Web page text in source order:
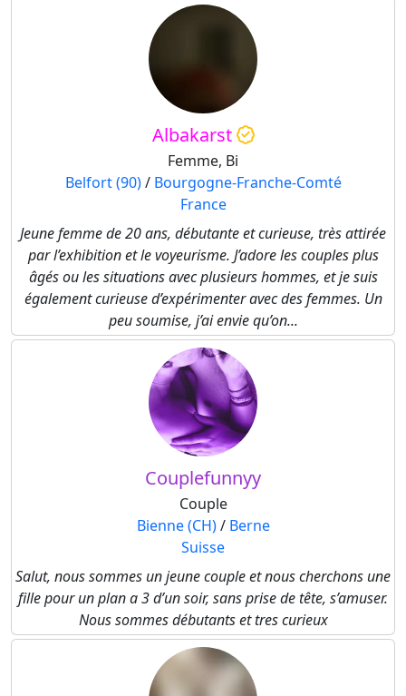
Albakarst
Femme, Bi
Belfort (90)/ Bourgogne-Franche-Comté
France
Jeune femme de 20 ans, débutante et curieuse, très attirée
par l’exhibition et le voyeurisme. J’adore les couples plus
âgés ou les situations avec plusieurs hommes, et je suis
également curieuse d’expérimenter avec des femmes. Un
peu soumise, j’ai envie qu’on...
Couplefunnyy
Couple
Bienne (CH)/ Berne
Suisse
Salut, nous sommes un jeune couple et nous cherchons une
fille pour un plan a 3 d’un soir, sans prise de tête, s’amuser.
Nous sommes débutants et tres curieux